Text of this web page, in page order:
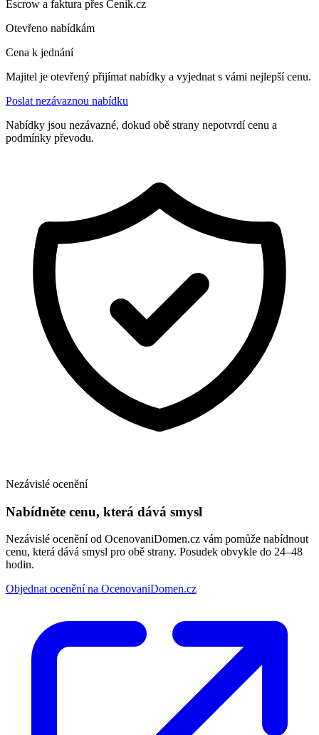
Escrow a faktura přes Cenik.cz
Otevřeno nabídkám
Cena k jednání
Majitel je otevřený přijímat nabídky a vyjednat s vámi nejlepší cenu.
Poslat nezávaznou nabídku
Nabídky jsou nezávazné, dokud obě strany nepotvrdí cenu a
podmínky převodu.
Nezávislé ocenění
Nabídněte cenu, která dává smysl
Nezávislé ocenění od OcenovaniDomen.cz vám pomůže nabídnout
cenu, která dává smysl pro obě strany. Posudek obvykle do 24–48
hodin.
Objednat ocenění na OcenovaniDomen.cz